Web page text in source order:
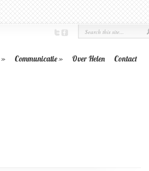
» Communicatie» Over Helen Contact